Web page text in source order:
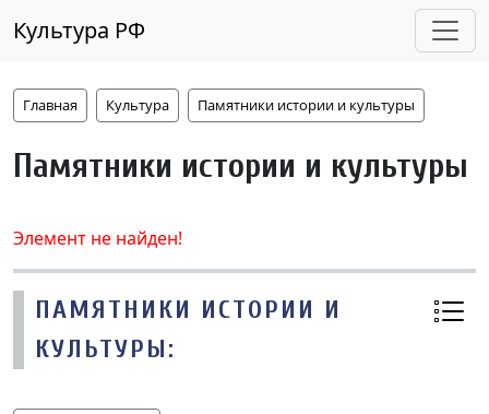
Культура РФ
Главная Культура Памятники истории и культуры
Памятники истории и культуры
Элемент не найден!
ПАМЯТНИКИ ИСТОРИИ И
КУЛЬТУРЫ: